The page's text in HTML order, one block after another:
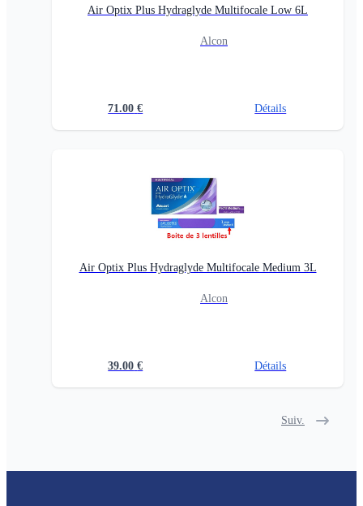
Air Optix Plus Hydraglyde Multifocale Low 6L
Alcon
71.00 € Détails
Air Optix Plus Hydraglyde Multifocale Medium 3L
Alcon
39.00 € Détails
Suiv.